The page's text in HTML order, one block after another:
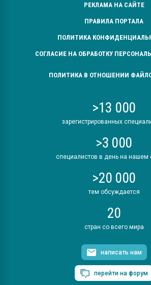
РЕКЛАМА НА САЙТЕ
ПРАВИЛА ПОРТАЛА
ПОЛИТИКА
СОГЛАСИЕ НА ОБРАБОТКУ
ПОЛИТИКА В ОТНОШЕНИИ
>13 000
зарегистрированных
>3 000
специалистов в день на нашем
>20 000
тем обсуждается
20
стран со всего мира
написать нам
перейти на форум